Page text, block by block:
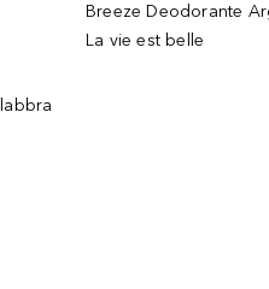
Breeze Deodorante
La vie est belle